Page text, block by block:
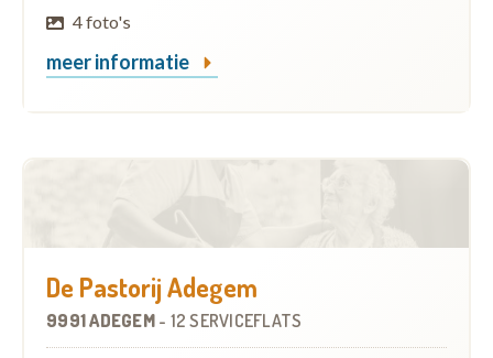
4 foto's
meer informatie
De Pastorij Adegem
9991 ADEGEM - 12 SERVICEFLATS